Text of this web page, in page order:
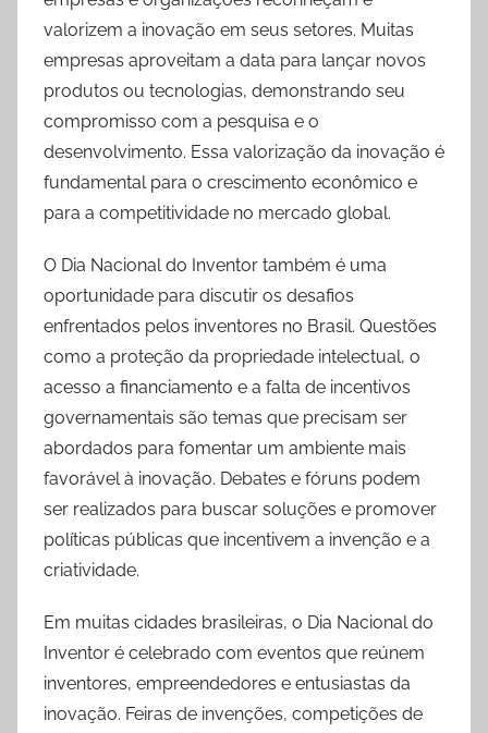
valorizem a inovação em seus setores. Muitas
empresas aproveitam a data para lançar novos
produtos ou tecnologias, demonstrando seu
compromisso com a pesquisa e o
desenvolvimento. Essa valorização da inovação é
fundamental para o crescimento econômico e
para a competitividade no mercado global.
O Dia Nacional do Inventor também é uma
oportunidade para discutir os desafios
enfrentados pelos inventores no Brasil. Questões
como a proteção da propriedade intelectual, o
acesso a financiamento e a falta de incentivos
governamentais são temas que precisam ser
abordados para fomentar um ambiente mais
favorável à inovação. Debates e fóruns podem
ser realizados para buscar soluções e promover
políticas públicas que incentivem a invenção e a
criatividade.
Em muitas cidades brasileiras, o Dia Nacional do
Inventor é celebrado com eventos que reúnem
inventores, empreendedores e entusiastas da
inovação. Feiras de invenções, competições de